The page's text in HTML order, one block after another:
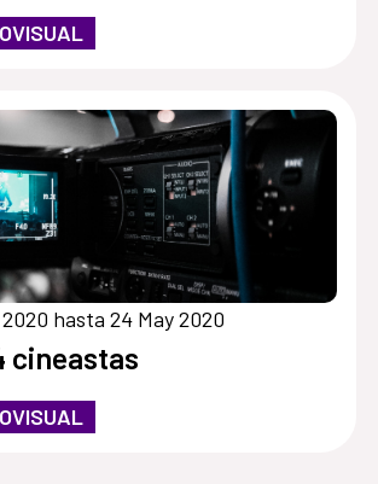
2020 hasta 24 May 2020
cineastas